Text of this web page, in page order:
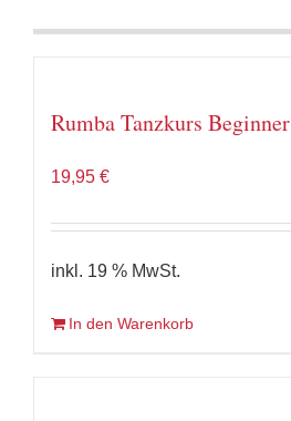
Rumba Tanzkurs Beginner
19,95 €
inkl. 19 % MwSt.
In den Warenkorb